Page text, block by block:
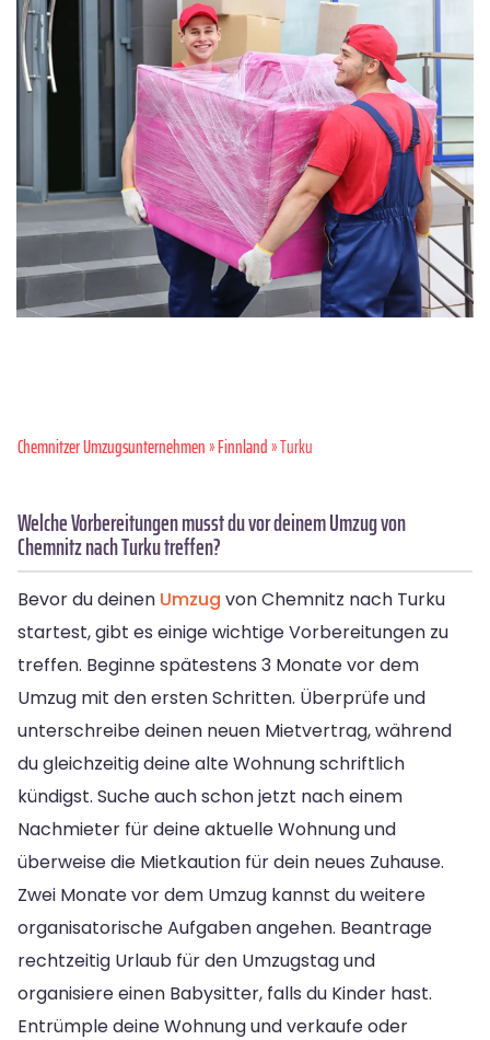
Chemnitzer Umzugsunternehmen»Finnland» Turku
Welche Vorbereitungen musst du vor deinem Umzug von
Chemnitz nach Turku treffen?
Bevor du deinen Umzug von Chemnitz nach Turku
startest, gibt es einige wichtige Vorbereitungen zu
treffen. Beginne spätestens 3 Monate vor dem
Umzug mit den ersten Schritten. Überprüfe und
unterschreibe deinen neuen Mietvertrag, während
du gleichzeitig deine alte Wohnung schriftlich
kündigst. Suche auch schon jetzt nach einem
Nachmieter für deine aktuelle Wohnung und
überweise die Mietkaution für dein neues Zuhause.
Zwei Monate vor dem Umzug kannst du weitere
organisatorische Aufgaben angehen. Beantrage
rechtzeitig Urlaub für den Umzugstag und
organisiere einen Babysitter, falls du Kinder hast.
Entrümple deine Wohnung und verkaufe oder